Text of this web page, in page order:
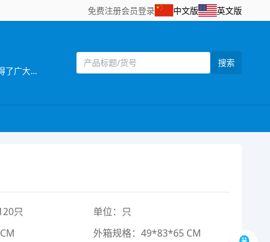
免费注册会员登录 中文版 英文版
[主营]：紫东工艺玩具厂成立于1998年，位于广东省汕头市澄海区。是一家工艺玩具生产厂家。 本厂以薄利多销的原则，赢得了广大客户的信任，工厂始终奉行“诚信求实、致力服务、唯求满意”的企业宗旨，全力跟随客户需求，不断进行产品创新和服务改进。工厂联系电话0754-85816968，期待您的来电咨询。
搜索
只
单位：只
外箱规格：49*83*65 CM